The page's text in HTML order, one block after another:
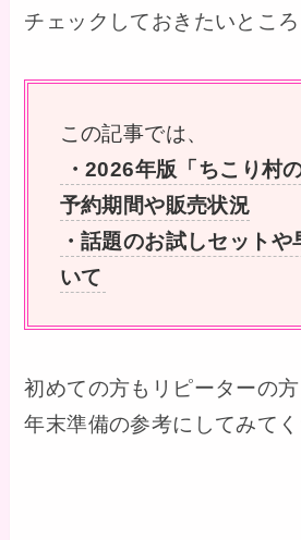
チェックしておきたいところ
この記事では、
・2026年版「ちこり村
予約期間や販売状況
・話題のお試しセット
いて
初めての方もリピーターの
年末準備の参考にしてみてく